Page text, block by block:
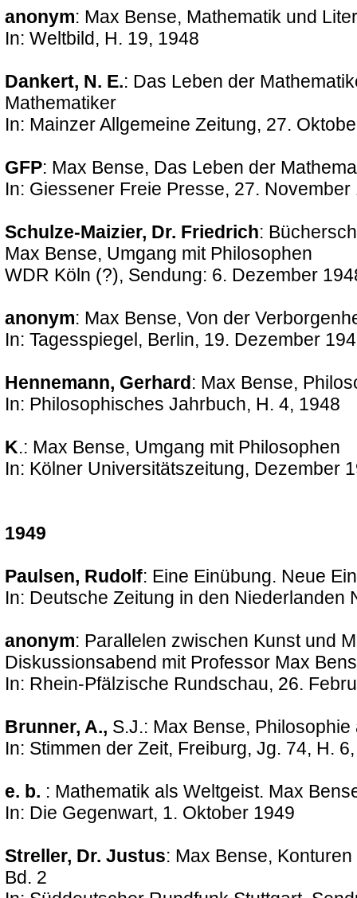
anonym: Max Bense, Mathematik und
In: Weltbild, H. 19, 1948
Dankert, N. E.: Das Leben der
Mathematiker
In: Mainzer Allgemeine Zeitung, 27.
GFP: Max Bense, Das Leben der
In: Giessener Freie Presse, 27.
Schulze-Maizier, Dr. Friedrich:
Max Bense, Umgang mit Philosophen
WDR Köln (?), Sendung: 6. Dezember
anonym: Max Bense, Von der
In: Tagesspiegel, Berlin, 19. Dezember
Hennemann, Gerhard: Max Bense,
In: Philosophisches Jahrbuch, H. 4, 1948
K.: Max Bense, Umgang mit Philosophen
In: Kölner Universitätszeitung, Dezember
1949
Paulsen, Rudolf: Eine Einübung. Neue
In: Deutsche Zeitung in den Niederlanden
anonym: Parallelen zwischen Kunst und
Diskussionsabend mit Professor Max
In: Rhein-Pfälzische Rundschau, 26.
Brunner, A., S.J.: Max Bense,
In: Stimmen der Zeit, Freiburg, Jg. 74, H.
e. b. : Mathematik als Weltgeist. Max
In: Die Gegenwart, 1. Oktober 1949
Streller, Dr. Justus: Max Bense,
Bd. 2